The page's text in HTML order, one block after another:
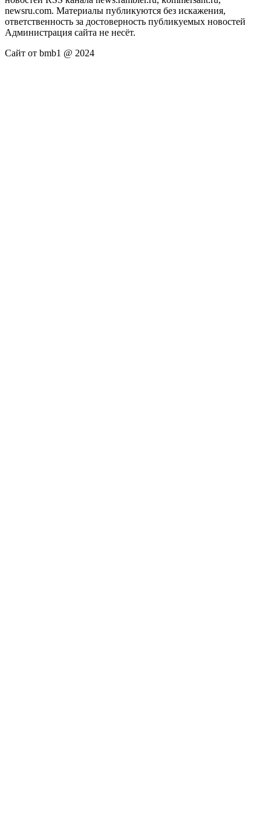
newsru.com. Материалы публикуются без искажения,
ответственность за достоверность публикуемых новостей
Администрация сайта не несёт.
Сайт от bmb1 @ 2024